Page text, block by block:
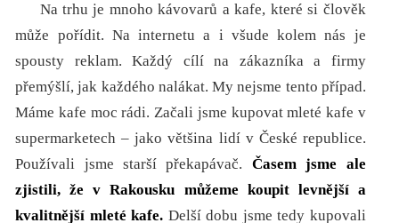
Na trhu je mnoho kávovarů a kafe, které si člověk
může pořídit. Na internetu a i všude kolem nás je
spousty reklam. Každý cílí na zákazníka a firmy
přemýšlí, jak každého nalákat. My nejsme tento případ.
Máme kafe moc rádi. Začali jsme kupovat mleté kafe v
supermarketech – jako většina lidí v České republice.
Používali jsme starší překapávač. Časem jsme ale
zjistili, že v Rakousku můžeme koupit levnější a
kvalitnější mleté kafe. Delší dobu jsme tedy kupovali